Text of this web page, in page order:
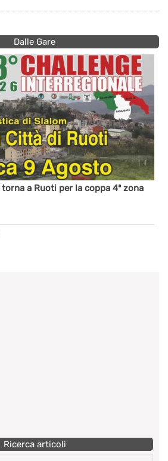
Dalle Gare
a Ruoti per la coppa 4ª zona
Ricerca articoli